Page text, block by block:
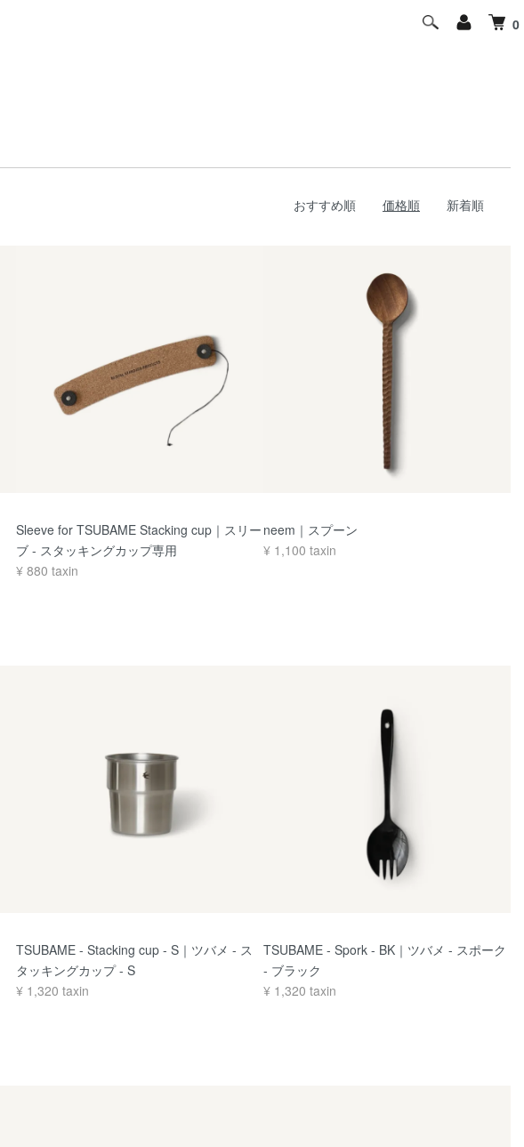
0
おすすめ順 価格順 新着順
Sleeve for TSUBAME Stacking cup｜スリー
ブ - スタッキングカップ専用
¥ 880 taxin
neem｜スプーン
¥ 1,100 taxin
TSUBAME - Stacking cup - S｜ツバメ - ス
タッキングカップ - S
¥ 1,320 taxin
TSUBAME - Spork - BK｜ツバメ - スポーク
- ブラック
¥ 1,320 taxin